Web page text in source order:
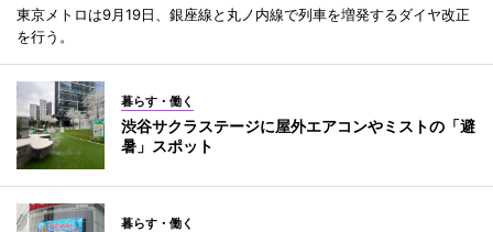
東京メトロは9月19日、銀座線と丸ノ内線で列車を増発するダイヤ改正
を行う。
暮らす・働く
渋谷サクラステージに屋外エアコンやミストの「避
暑」スポット
暮らす・働く